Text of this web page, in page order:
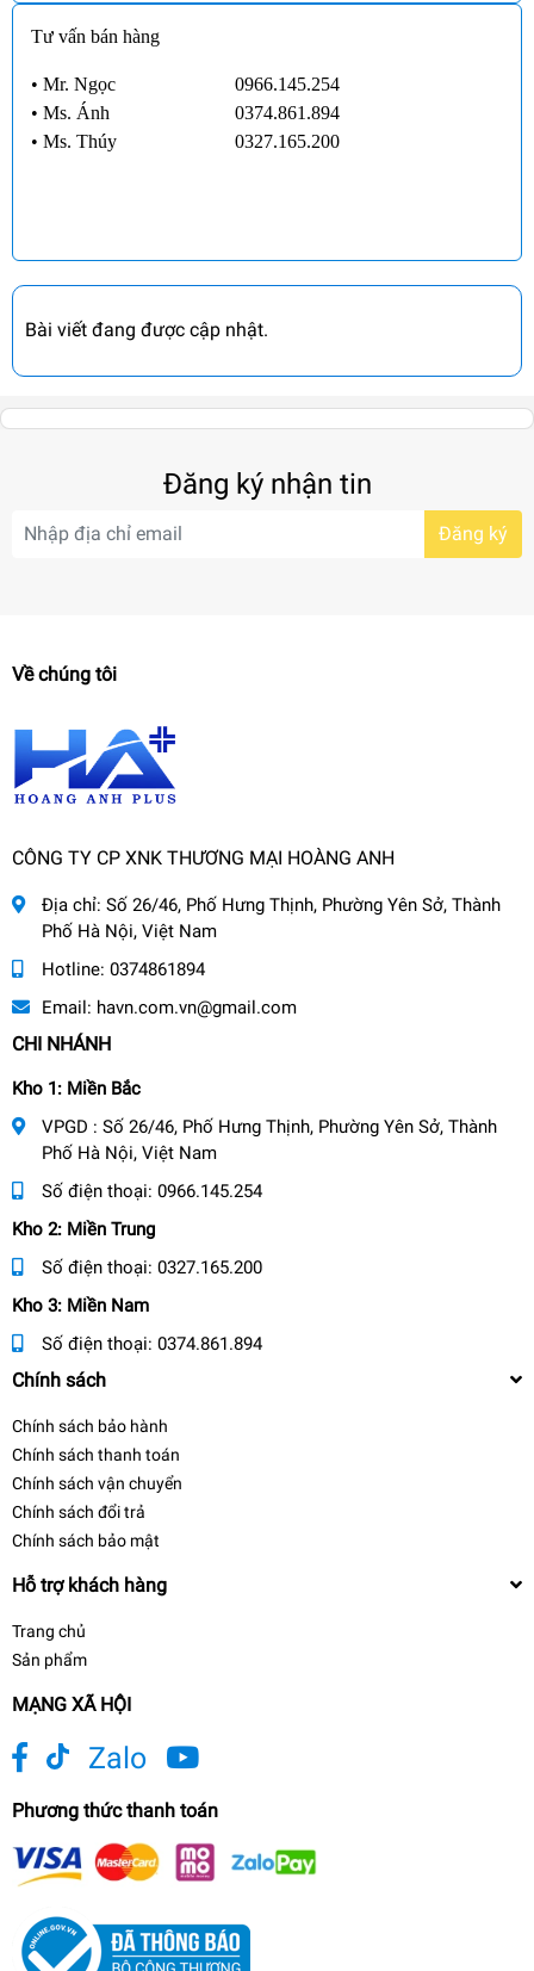
Tư vấn bán hàng
• Mr. Ngọc
0966.145.254
• Ms. Ánh
0374.861.894
• Ms. Thúy 0327.165.200
Bài viết đang được cập nhật.
Đăng ký nhận tin
Đăng ký
Về chúng tôi
CÔNG TY CP XNK THƯƠNG MẠI HOÀNG ANH
Địa chỉ: Số 26/46, Phố Hưng Thịnh, Phường Yên Sở, Thành
Phố Hà Nội, Việt Nam
Hotline: 0374861894
Email: havn.com.vn@gmail.com
CHI NHÁNH
Kho 1: Miền Bắc
VPGD : Số 26/46, Phố Hưng Thịnh, Phường Yên Sở, Thành
Phố Hà Nội, Việt Nam
Số điện thoại: 0966.145.254
Kho 2: Miền Trung
Số điện thoại: 0327.165.200
Kho 3: Miền Nam
Số điện thoại: 0374.861.894
Chính sách
Chính sách bảo hành
Chính sách thanh toán
Chính sách vận chuyển
Chính sách đổi trả
Chính sách bảo mật
Hỗ trợ khách hàng
Trang chủ
Sản phẩm
MẠNG XÃ HỘI
Zalo
Phương thức thanh toán